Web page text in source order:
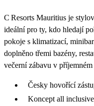
64
C Resorts Mauritius je
ideální pro ty, kdo hledají
pokoje s klimatizací,
doplněno třemi bazény,
večerní zábavu v
Česky hovořící
Koncept all